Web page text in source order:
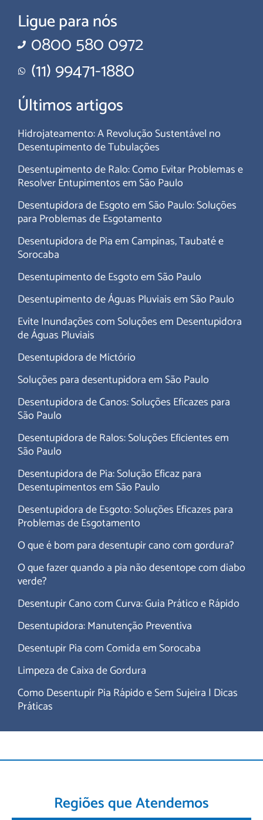
Ligue para nós
0800 580 0972
(11) 99471-1880
Últimos artigos
Hidrojateamento: A Revolução Sustentável no
Desentupimento de Tubulações
Desentupimento de Ralo: Como Evitar Problemas e
Resolver Entupimentos em São Paulo
Desentupidora de Esgoto em São Paulo: Soluções
para Problemas de Esgotamento
Desentupidora de Pia em Campinas, Taubaté e
Sorocaba
Desentupimento de Esgoto em São Paulo
Desentupimento de Águas Pluviais em São Paulo
Evite Inundações com Soluções em Desentupidora
de Águas Pluviais
Desentupidora de Mictório
Soluções para desentupidora em São Paulo
Desentupidora de Canos: Soluções Eficazes para
São Paulo
Desentupidora de Ralos: Soluções Eficientes em
São Paulo
Desentupidora de Pia: Solução Eficaz para
Desentupimentos em São Paulo
Desentupidora de Esgoto: Soluções Eficazes para
Problemas de Esgotamento
O que é bom para desentupir cano com gordura?
O que fazer quando a pia não desentope com diabo
verde?
Desentupir Cano com Curva: Guia Prático e Rápido
Desentupidora: Manutenção Preventiva
Desentupir Pia com Comida em Sorocaba
Limpeza de Caixa de Gordura
Como Desentupir Pia Rápido e Sem Sujeira | Dicas
Práticas
Regiões que Atendemos